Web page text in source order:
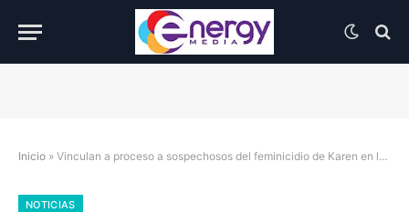
Inicio » Vinculan a proceso a sospechosos del feminicidio de Karen en la Libertad
NOTICIAS